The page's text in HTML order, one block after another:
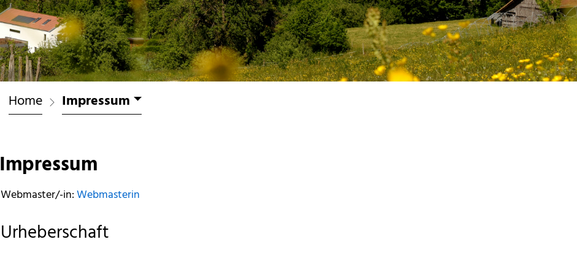
Home Impressum
Impressum
Webmaster/-in:Webmasterin
Urheberschaft